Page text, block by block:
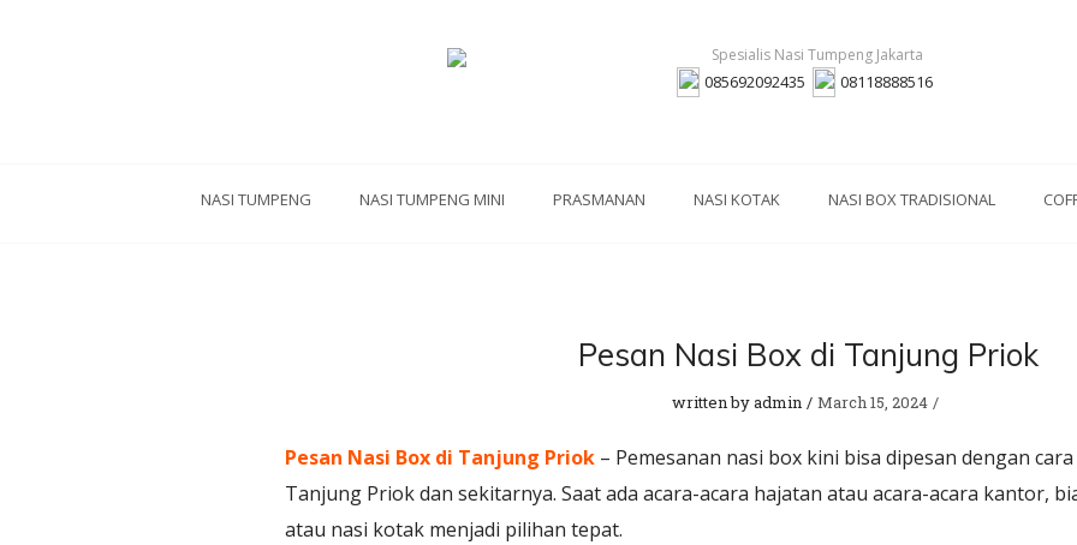
085692092435 08118888516
NASI TUMPENG NASI TUMPENG MINI PRASMANAN NASI KOTAK NASI BOX TRADISIONAL
Pesan Nasi Box di Tanjung Priok
written byadmin March 15, 2024
Pesan Nasi Box di Tanjung Priok – Pemesanan nasi box kini bisa dipesan dengan
Tanjung Priok dan sekitarnya. Saat ada acara-acara hajatan atau acara-acara kantor,
atau nasi kotak menjadi pilihan tepat.